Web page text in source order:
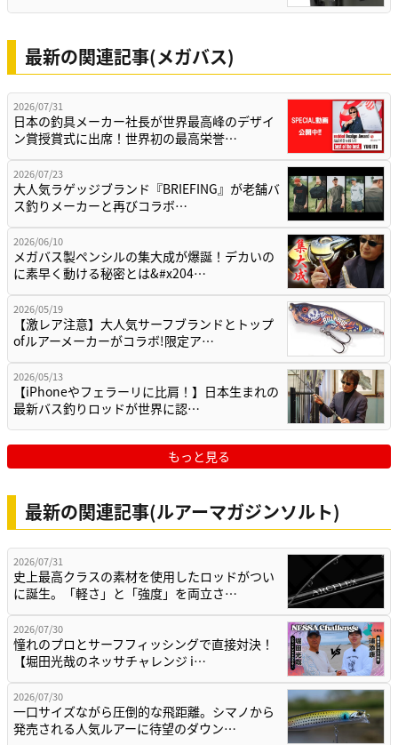
最新の関連記事(メガバス)
2026/07/31
日本の釣具メーカー社長が世界最高峰のデザイ
ン賞授賞式に出席！世界初の最高栄誉…
2026/07/23
大人気ラゲッジブランド『BRIEFING』が老舗バ
ス釣りメーカーと再びコラボ…
2026/06/10
メガバス製ペンシルの集大成が爆誕！デカいの
に素早く動ける秘密とは&#x204…
2026/05/19
【激レア注意】大人気サーフブランドとトップ
ofルアーメーカーがコラボ!限定ア…
2026/05/13
【iPhoneやフェラーリに比肩！】日本生まれの
最新バス釣りロッドが世界に認…
もっと見る
最新の関連記事(ルアーマガジンソルト)
2026/07/31
史上最高クラスの素材を使用したロッドがつい
に誕生。「軽さ」と「強度」を両立さ…
2026/07/30
憧れのプロとサーフフィッシングで直接対決！
【堀田光哉のネッサチャレンジ i…
2026/07/30
一口サイズながら圧倒的な飛距離。シマノから
発売される人気ルアーに待望のダウン…